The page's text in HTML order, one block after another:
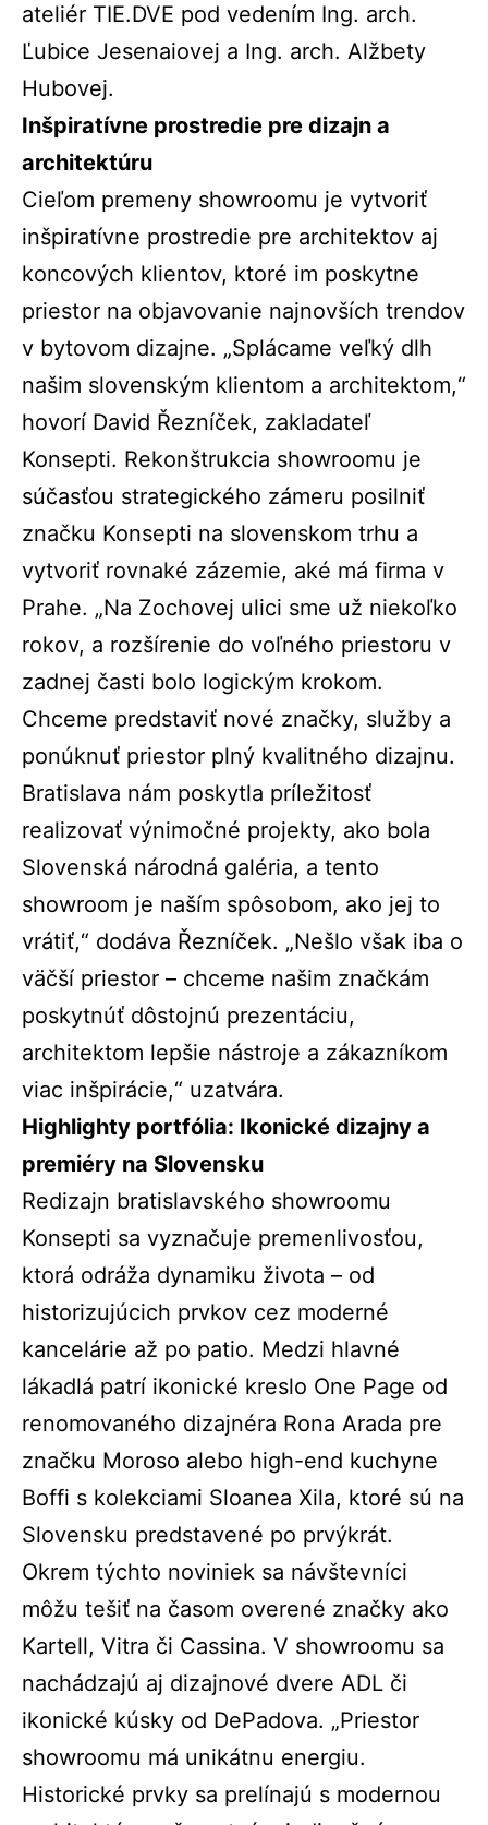
ateliér TIE.DVE pod vedením Ing. arch.
Ľubice Jesenaiovej a Ing. arch. Alžbety
Hubovej.
Inšpiratívne prostredie pre dizajn a
architektúru
Cieľom premeny showroomu je vytvoriť
inšpiratívne prostredie pre architektov aj
koncových klientov, ktoré im poskytne
priestor na objavovanie najnovších trendov
v bytovom dizajne. „Splácame veľký dlh
našim slovenským klientom a architektom,“
hovorí David Řezníček, zakladateľ
Konsepti. Rekonštrukcia showroomu je
súčasťou strategického zámeru posilniť
značku Konsepti na slovenskom trhu a
vytvoriť rovnaké zázemie, aké má firma v
Prahe. „Na Zochovej ulici sme už niekoľko
rokov, a rozšírenie do voľného priestoru v
zadnej časti bolo logickým krokom.
Chceme predstaviť nové značky, služby a
ponúknuť priestor plný kvalitného dizajnu.
Bratislava nám poskytla príležitosť
realizovať výnimočné projekty, ako bola
Slovenská národná galéria, a tento
showroom je naším spôsobom, ako jej to
vrátiť,“ dodáva Řezníček. „Nešlo však iba o
väčší priestor – chceme našim značkám
poskytnúť dôstojnú prezentáciu,
architektom lepšie nástroje a zákazníkom
viac inšpirácie,“ uzatvára.
Highlighty portfólia: Ikonické dizajny a
premiéry na Slovensku
Redizajn bratislavského showroomu
Konsepti sa vyznačuje premenlivosťou,
ktorá odráža dynamiku života – od
historizujúcich prvkov cez moderné
kancelárie až po patio. Medzi hlavné
lákadlá patrí ikonické kreslo One Page od
renomovaného dizajnéra Rona Arada pre
značku Moroso alebo high-end kuchyne
Boffi s kolekciami Sloanea Xila, ktoré sú na
Slovensku predstavené po prvýkrát.
Okrem týchto noviniek sa návštevníci
môžu tešiť na časom overené značky ako
Kartell, Vitra či Cassina. V showroomu sa
nachádzajú aj dizajnové dvere ADL či
ikonické kúsky od DePadova. „Priestor
showroomu má unikátnu energiu.
Historické prvky sa prelínajú s modernou